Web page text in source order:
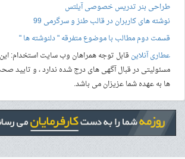
طراحی بنرتدریس خصوصی آیلتس
نوشته های کاربران در قالب طنز و سرگرمی 99
قسمت دوم مطالب با موضوع متفرقه " دلنوشته ها "
عطاری آنلاینقابل توجه همراهان وب سایت استخدام:
مسئولیتی در قبال آگهی های درج شده ندارد ، و تایید
ها به عهده شما عزیزان می باشد.